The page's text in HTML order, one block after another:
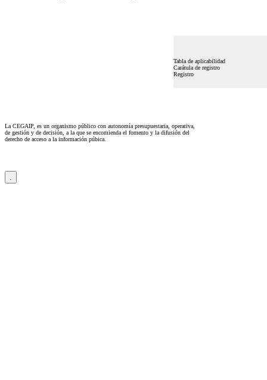
Tabla de aplicabilidad
Carátula de registro
Registro
La CEGAIP, es un organismo público con autonomía presupuestaria, operativa,
de gestión y de decisión, a la que se encomienda el fomento y la difusión del
derecho de acceso a la información púbica.